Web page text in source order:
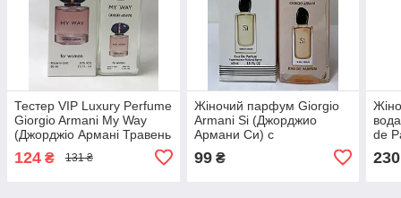
Тестер VIP Luxury Perfume
Giorgio Armani My Way
(Джорджіо Армані Травень
124 ₴ 131 ₴
Жіночий парфум Giorgio
Armani Si (Джорджио
Армани Си) с
99₴
de
230